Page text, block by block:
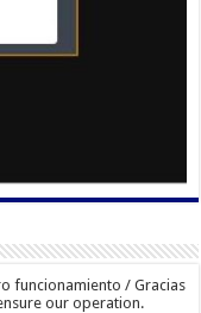
funcionamiento / Gracias
our operation.